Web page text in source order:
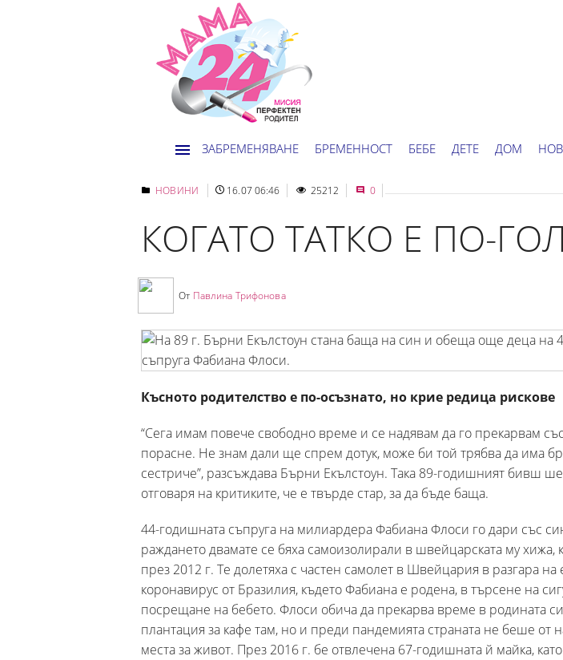
ЗАБРЕМЕНЯВАНЕ БРЕМЕННОСТ БЕБЕ ДЕТЕ ДОМ
НОВИНИ 16.07 06:46 25212 0
КОГАТО ТАТКО Е ПО-
От Павлина Трифонова
Късното родителство е по-осъзнато, но крие редица рискове
“Сега имам повече свободно време и се надявам да го прекарвам
порасне. Не знам дали ще спрем дотук, може би той трябва да има
сестриче”, разсъждава Бърни Екълстоун. Така 89-годишният бивш
отговаря на критиките, че е твърде стар, за да бъде баща.
44-годишната съпруга на милиардера Фабиана Флоси го дари със
раждането двамате се бяха самоизолирали в швейцарската му хижа,
през 2012 г. Те долетяха с частен самолет в Швейцария в разгара на
коронавирус от Бразилия, където Фабиана е родена, в търсене на
посрещане на бебето. Флоси обича да прекарва време в родината
плантация за кафе там, но и преди пандемията страната не беше от
места за живот. През 2016 г. бе отвлечена 67-годишната й майка,